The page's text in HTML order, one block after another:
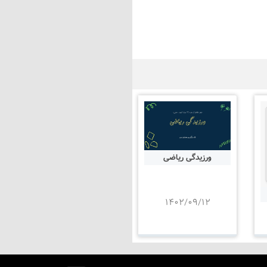
ورزیدگی ریاضی
۱۴۰۲/۰۹/۱۲